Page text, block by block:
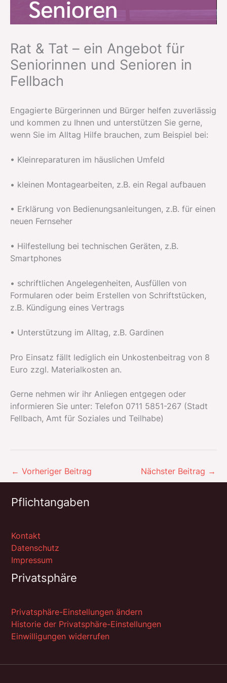
Rat & Tat – ein Angebot für
Seniorinnen und Senioren in
Fellbach
Engagierte Bürgerinnen und Bürger helfen zuverlässig
und kommen zu Ihnen und unterstützen Sie gerne,
wenn Sie im Alltag Hilfe brauchen, zum Beispiel bei:
• Kleinreparaturen im häuslichen Umfeld
• kleinen Montagearbeiten, z.B. ein Regal aufbauen
• Erklärung von Bedienungsanleitungen, z.B. für einen
neuen Fernseher
• Hilfestellung bei technischen Geräten, z.B.
Smartphones
• schriftlichen Angelegenheiten, Ausfüllen von
Formularen oder beim Erstellen von Schriftstücken,
z.B. Kündigung eines Vertrags
• Unterstützung im Alltag, z.B. Gardinen
Pro Einsatz fällt lediglich ein Unkostenbeitrag von 8
Euro zzgl. Materialkosten an.
Gerne nehmen wir ihr Anliegen entgegen oder
informieren Sie unter: Telefon 0711 5851-267 (Stadt
Fellbach, Amt für Soziales und Teilhabe)
← Vorheriger Beitrag Nächster Beitrag →
Pflichtangaben
Kontakt
Datenschutz
Impressum
Privatsphäre
Privatsphäre-Einstellungen ändern
Historie der Privatsphäre-Einstellungen
Einwilligungen widerrufen